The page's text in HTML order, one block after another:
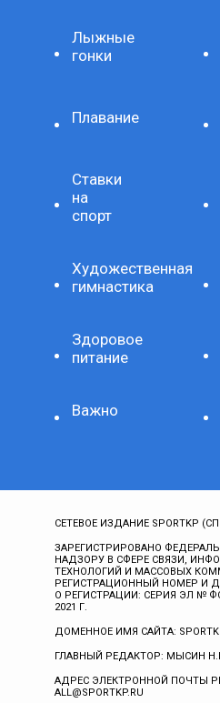
Лыжные
гонки
Плавание
Ставки
на
спорт
Художественная
гимнастика
Здоровое
питание
Важно
СЕТЕВОЕ ИЗДАНИЕ SPORTKP
ЗАРЕГИСТРИРОВАНО
НАДЗОРУ В СФЕРЕ СВЯЗИ,
ТЕХНОЛОГИЙ И МАССОВЫХ
РЕГИСТРАЦИОННЫЙ НОМЕР И
О РЕГИСТРАЦИИ: СЕРИЯ ЭЛ №
2021 Г.
ДОМЕННОЕ ИМЯ САЙТА:
ГЛАВНЫЙ РЕДАКТОР: МЫСИН
АДРЕС ЭЛЕКТРОННОЙ ПОЧТЫ
ALL@SPORTKP.RU